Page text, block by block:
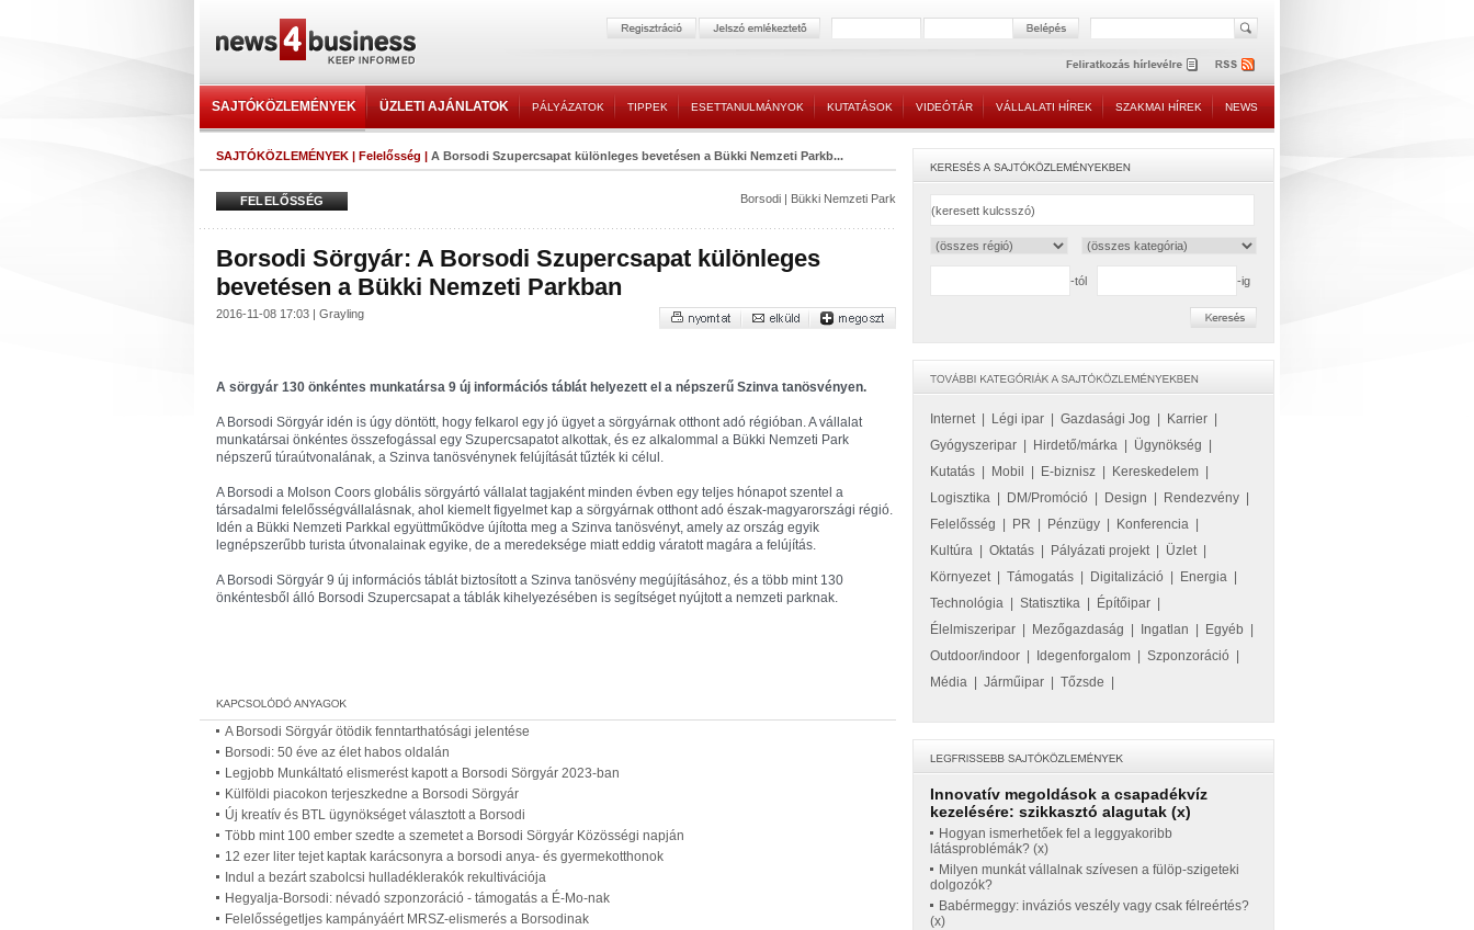
SAJTÓKÖZLEMÉNYEK ÜZLETI AJÁNLATOK PÁLYÁZATOK TIPPEK ESETTANULMÁNYOK KUTATÁSOK VIDEÓTÁR VÁLLALATI HÍREK SZAKMAI HÍREK NEWS
SAJTÓKÖZLEMÉNYEK | Felelősség | A Borsodi Szupercsapat különleges bevetésen a Bükki Nemzeti Parkb...
FELELŐSSÉG Borsodi | Bükki Nemzeti Park
Borsodi Sörgyár: A Borsodi Szupercsapat különleges
bevetésen a Bükki Nemzeti Parkban
2016-11-08 17:03 | Grayling
A sörgyár 130 önkéntes munkatársa 9 új információs táblát helyezett el a népszerű Szinva tanösvényen.
A Borsodi Sörgyár idén is úgy döntött, hogy felkarol egy jó ügyet a sörgyárnak otthont adó régióban. A vállalat
munkatársai önkéntes összefogással egy Szupercsapatot alkottak, és ez alkalommal a Bükki Nemzeti Park
népszerű túraútvonalának, a Szinva tanösvénynek felújítását tűzték ki célul.
A Borsodi a Molson Coors globális sörgyártó vállalat tagjaként minden évben egy teljes hónapot szentel a
társadalmi felelősségvállalásnak, ahol kiemelt figyelmet kap a sörgyárnak otthont adó észak-magyarországi régió.
Idén a Bükki Nemzeti Parkkal együttműködve újította meg a Szinva tanösvényt, amely az ország egyik
legnépszerűbb turista útvonalainak egyike, de a meredeksége miatt eddig váratott magára a felújítás.
A Borsodi Sörgyár 9 új információs táblát biztosított a Szinva tanösvény megújításához, és a több mint 130
önkéntesből álló Borsodi Szupercsapat a táblák kihelyezésében is segítséget nyújtott a nemzeti parknak.
A Borsodi Sörgyár ötödik fenntarthatósági jelentése
Borsodi: 50 éve az élet habos oldalán
Legjobb Munkáltató elismerést kapott a Borsodi Sörgyár 2023-ban
Külföldi piacokon terjeszkedne a Borsodi Sörgyár
Új kreatív és BTL ügynökséget választott a Borsodi
Több mint 100 ember szedte a szemetet a Borsodi Sörgyár Közösségi napján
12 ezer liter tejet kaptak karácsonyra a borsodi anya- és gyermekotthonok
Indul a bezárt szabolcsi hulladéklerakók rekultivációja
Hegyalja-Borsodi: névadó szponzoráció - támogatás a É-Mo-nak
Felelősségetljes kampányáért MRSZ-elismerés a Borsodinak
-tól -ig
Internet| Légi ipar Gazdasági Jog Karrier
Gyógyszeripar
Hirdető/márka Ügynökség
Kutatás
Mobil E-biznisz Kereskedelem
Logisztika
DM/Promóció Design Rendezvény
Felelősség
PR Pénzügy Konferencia
Kultúra
Oktatás Pályázati projekt| Üzlet|
Környezet| Támogatás Digitalizáció Energia
Technológia
Statisztika Építőipar
Élelmiszeripar
Mezőgazdaság Ingatlan Egyéb
Outdoor/indoor
Idegenforgalom Szponzoráció
Média
Járműipar Tőzsde
Innovatív megoldások a csapadékvíz
kezelésére: szikkasztó alagutak (x)
Hogyan ismerhetőek fel a leggyakoribb
látásproblémák? (x)
Milyen munkát vállalnak szívesen a fülöp-szigeteki
dolgozók?
Babérmeggy: inváziós veszély vagy csak félreértés?
(x)